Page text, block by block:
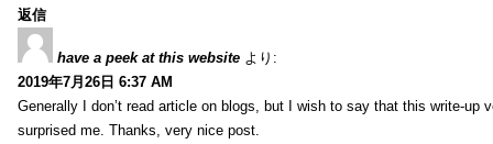
返信
have a peek at this website より:
2019年7月26日 6:37 AM
Generally I don’t read article on blogs, but I wish to say that this write-
surprised me. Thanks, very nice post.